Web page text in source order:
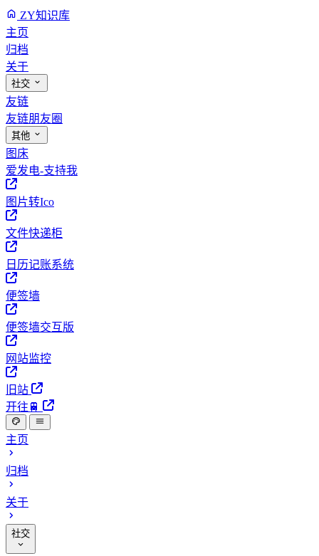
ZY知识库
主页
归档
关于
社交
友链
友链朋友圈
其他
图床
爱发电-支持我
图片转Ico
文件快递柜
日历记账系统
便签墙
便签墙交互版
网站监控
旧站
开往🚆
主页
归档
关于
社交